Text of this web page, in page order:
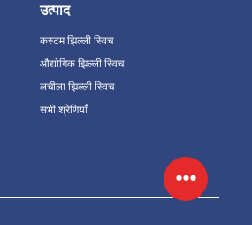
उत्पाद
कस्टम झिल्ली स्विच
औद्योगिक झिल्ली स्विच
लचीला झिल्ली स्विच
सभी श्रेणियाँ